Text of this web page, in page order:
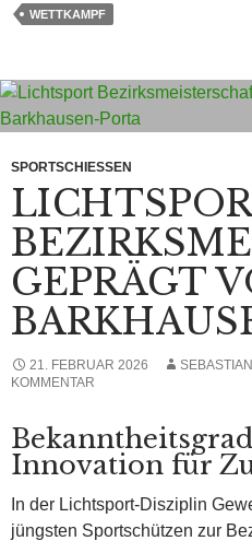
WETTKAMPF
SPORTSCHIESSEN
GEPRÄGT
21. FEBRUAR 2026
KOMMENTAR
Innovation für
In der Lichtsport-Disziplin
jüngsten Sportschützen zur